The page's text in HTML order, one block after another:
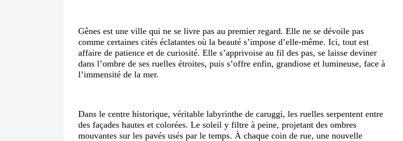
Gênes est une ville qui ne se livre pas au premier regard. Elle ne se dévoile pas
comme certaines cités éclatantes où la beauté s’impose d’elle-même. Ici, tout est
affaire de patience et de curiosité. Elle s’apprivoise au fil des pas, se laisse deviner
dans l’ombre de ses ruelles étroites, puis s’offre enfin, grandiose et lumineuse, face à
l’immensité de la mer.
Dans le centre historique, véritable labyrinthe de caruggi, les ruelles serpentent entre
des façades hautes et colorées. Le soleil y filtre à peine, projetant des ombres
mouvantes sur les pavés usés par le temps. À chaque coin de rue, une nouvelle